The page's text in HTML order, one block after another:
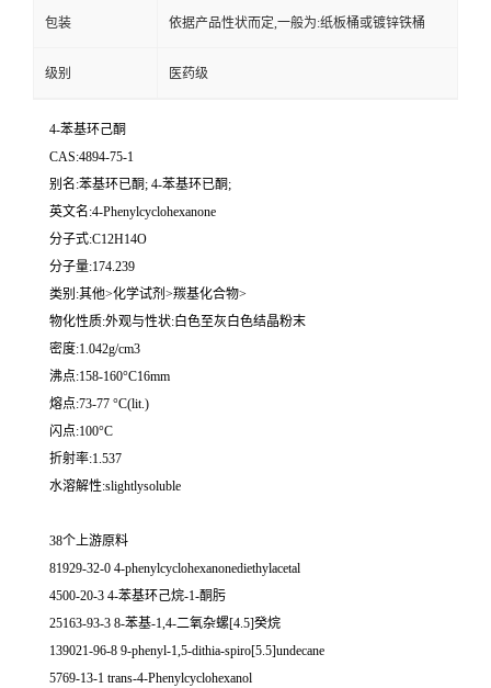
包装 依据产品性状而定,一般为:纸板桶或镀锌铁桶
级别 医药级
4-苯基环己酮
CAS:4894-75-1
别名:苯基环已酮; 4-苯基环已酮;
英文名:4-Phenylcyclohexanone
分子式:C12H14O
分子量:174.239
类别:其他>化学试剂>羰基化合物>
物化性质:外观与性状:白色至灰白色结晶粉末
密度:1.042g/cm3
沸点:158-160°C16mm
熔点:73-77 °C(lit.)
闪点:100°C
折射率:1.537
水溶解性:slightlysoluble
38个上游原料
81929-32-0 4-phenylcyclohexanonediethylacetal
4500-20-3 4-苯基环己烷-1-酮肟
25163-93-3 8-苯基-1,4-二氧杂螺[4.5]癸烷
139021-96-8 9-phenyl-1,5-dithia-spiro[5.5]undecane
5769-13-1 trans-4-Phenylcyclohexanol